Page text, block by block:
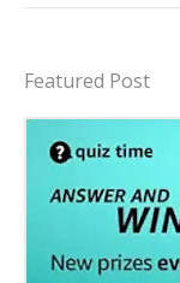
Featured Post